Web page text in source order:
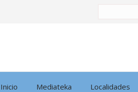
Inicio Mediateka Localidades